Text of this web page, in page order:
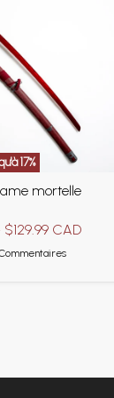
17%
mortelle
$129.99 CAD